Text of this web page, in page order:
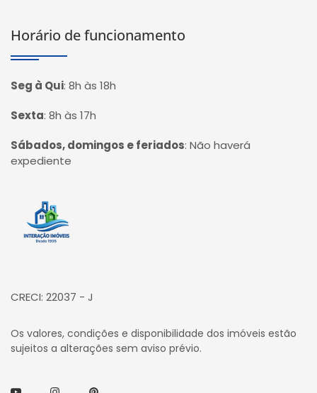
Horário de funcionamento
Seg à Qui: 8h às 18h
Sexta: 8h às 17h
Sábados, domingos e feriados: Não haverá
expediente
Página inicial
CRECI: 22037 - J
Os valores, condições e disponibilidade dos imóveis estão
sujeitos a alterações sem aviso prévio.